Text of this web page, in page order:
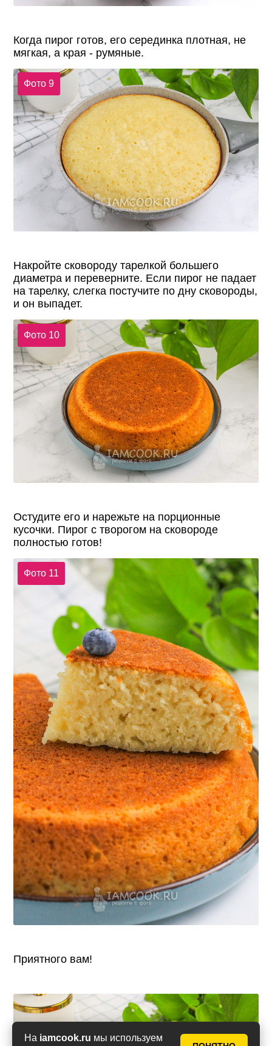
На iamcook.ru мы используем
Когда пирог готов, его серединка плотная, не
мягкая, а края - румяные.
Фото 9
Накройте сковороду тарелкой большего
диаметра и переверните. Если пирог не падает
на тарелку, слегка постучите по дну сковороды,
и он выпадет.
Фото 10
Остудите его и нарежьте на порционные
кусочки. Пирог с творогом на сковороде
полностью готов!
Фото 11
Приятного вам!